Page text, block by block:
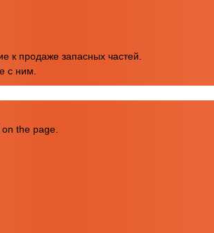
к продаже запасных частей.
с ним.
the page.